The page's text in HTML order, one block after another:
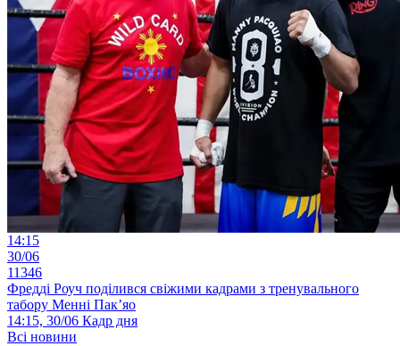
14:15
30/06
11346
Фредді Роуч поділився свіжими кадрами з тренувального
табору Менні Пак’яо
14:15, 30/06 Кадр дня
Всі новини